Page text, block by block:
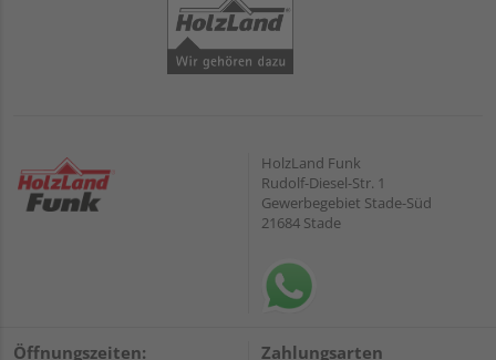
HolzLand Funk
Rudolf-Diesel-Str. 1
Gewerbegebiet Stade-Süd
21684 Stade
Öffnungszeiten: Zahlungsarten